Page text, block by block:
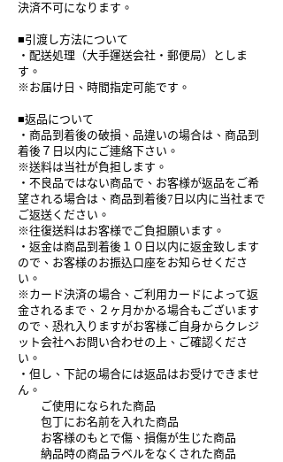
決済不可になります。
■引渡し方法について
・配送処理（大手運送会社・郵便局）としま
す。
※お届け日、時間指定可能です。
■返品について
・商品到着後の破損、品違いの場合は、商品到
着後７日以内にご連絡下さい。
※送料は当社が負担します。
・不良品ではない商品で、お客様が返品をご希
望される場合は、商品到着後7日以内に当社まで
ご返送ください。
※往復送料はお客様でご負担願います。
・返金は商品到着後１０日以内に返金致します
ので、お客様のお振込口座をお知らせくださ
い。
※カード決済の場合、ご利用カードによって返
金されるまで、２ヶ月かかる場合もございます
ので、恐れ入りますがお客様ご自身からクレジ
ット会社へお問い合わせの上、ご確認くださ
い。
・但し、下記の場合には返品はお受けできませ
ん。
ご使用になられた商品
包丁にお名前を入れた商品
お客様のもとで傷、損傷が生じた商品
納品時の商品ラベルをなくされた商品